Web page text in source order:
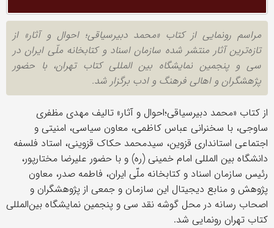
مراسم رونمایی از کتاب «محمد دبیرسیاقی؛ احوال و آثار» از
تازه‌ترین آثار منتشر شده سازمان اسناد و کتابخانه ملّی ایران در
سی و پنجمین نمایشگاه بین المللی کتاب تهران، با حضور
پژهشگران و اهالی فرهنگ و ادب برگزار شد.
از کتاب «محمد دبیرسیاقی؛احوال و آثار» تالیف مهدی مظفری
ساوجی، با سخنرانی عباس کاظمی، معاون سیاسی، امنیتی و
اجتماعی استانداری قزوین، سیدمحمد حکاک قزوینی، استاد فلسفه
دانشگاه بین المللی امام خمینی (ره) و با حضور علیرضا مختارپور،
رئیس سازمان اسناد و کتابخانه ملّی ایران، فاطمه صدر، معاون
پژوهش و منابع دیجیتال این سازمان و جمعی از پژوهشگران و
اصحاب رسانه در محل گوشه نقد سی و پنجمین نمایشگاه بین‌المللی
کتاب تهران رونمایی شد.